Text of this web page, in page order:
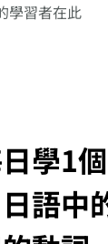
學習者在此
日學1
語中